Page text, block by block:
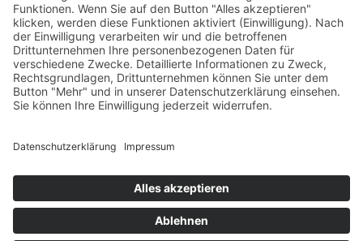
02831 91304-0
info@geldern-bau.de
Glockengasse 5
47608 Geldern
Impressum
Datenschutzerklärung